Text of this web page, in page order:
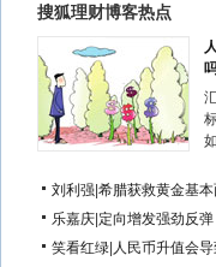
搜狐理财博客热点
刘利强 希腊获救黄金基
乐嘉庆 定向增发强劲反
笑看红绿 人民币升值会